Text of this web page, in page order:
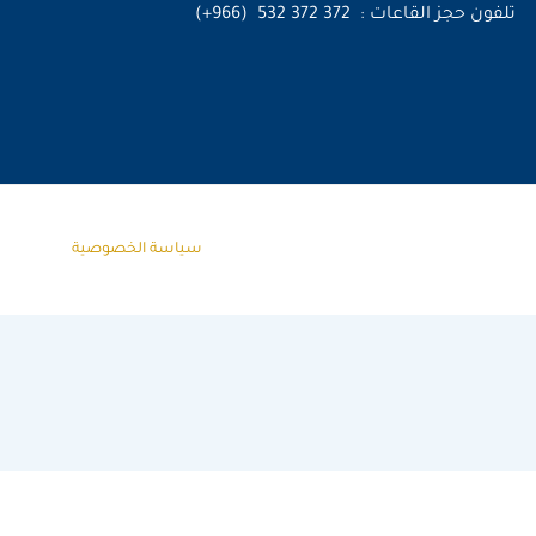
تلفون حجز القاعات : 372 372 532 (966+)
سياسة الخصوصية